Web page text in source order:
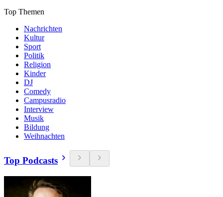
Top Themen
Nachrichten
Kultur
Sport
Politik
Religion
Kinder
DJ
Comedy
Campusradio
Interview
Musik
Bildung
Weihnachten
Top Podcasts